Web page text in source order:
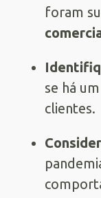
foram
se há
clientes.